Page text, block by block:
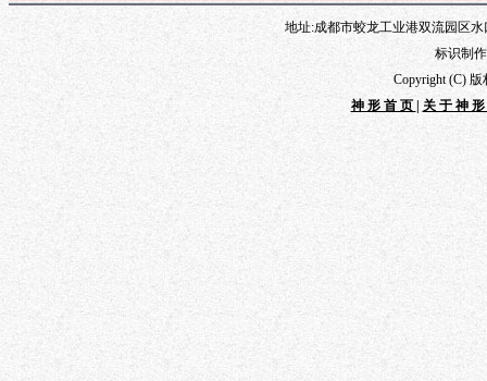
地址:成都市蛟龙工业港双流园区水
标识制
Copyright (C)
神形首页
关于神形